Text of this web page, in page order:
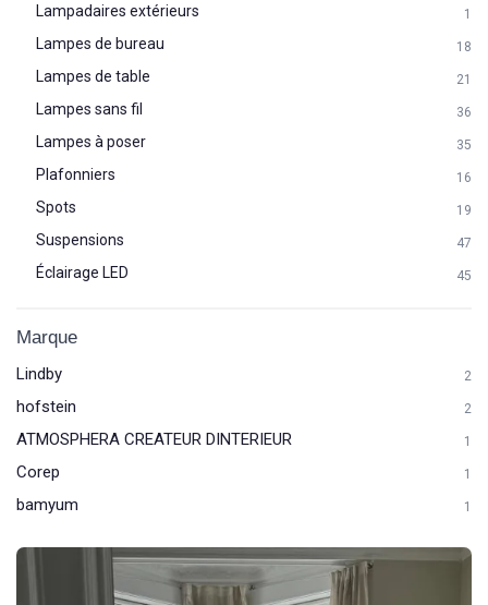
Lampadaires extérieurs 1
Lampes de bureau 18
Lampes de table 21
Lampes sans fil 36
Lampes à poser 35
Plafonniers 16
Spots 19
Suspensions 47
Éclairage LED 45
Marque
Lindby 2
hofstein 2
ATMOSPHERA CREATEUR DINTERIEUR 1
Corep 1
bamyum 1